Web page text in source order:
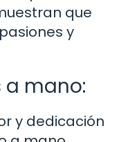
que
y
a mano:
y dedicación